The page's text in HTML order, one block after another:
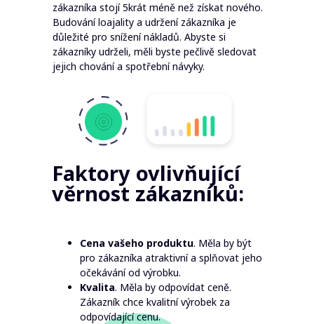
Cena vašeho produktu. Měla by být
pro zákazníka atraktivní a splňovat jeho
očekávání od výrobku.
Kvalita. Měla by odpovídat ceně.
Zákazník chce kvalitní výrobek za
odpovídající cenu.
Faktory ovlivňující
věrnost zákazníků:
zákazníka stojí 5krát méně než získat nového.
Budování loajality a udržení zákazníka je
důležité pro snížení nákladů. Abyste si
zákazníky udrželi, měli byste pečlivě sledovat
jejich chování a spotřební návyky.